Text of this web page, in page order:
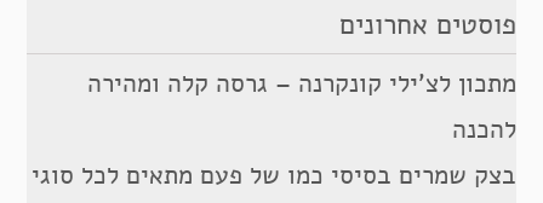
פוסטים אחרונים
מתכון לצ’ילי קונקרנה – גרסה קלה ומהירה
להכנה
בצק שמרים בסיסי כמו של פעם מתאים לכל סוגי